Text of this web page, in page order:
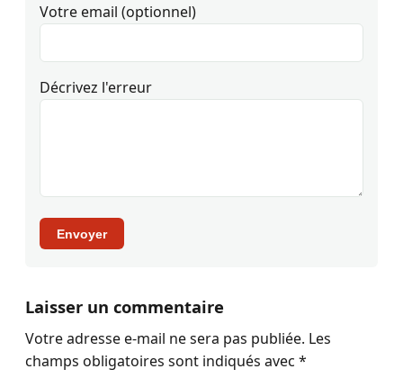
Votre email (optionnel)
Décrivez l'erreur
Envoyer
Laisser un commentaire
Votre adresse e-mail ne sera pas publiée. Les
champs obligatoires sont indiqués avec *